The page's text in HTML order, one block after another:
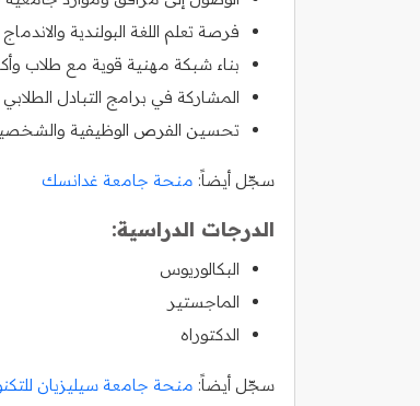
فرصة تعلم اللغة البولندية
بناء شبكة مهنية قوية مع طلاب
المشاركة في برامج التبادل الطلابي
تحسين الفرص الوظيفية
سجّل أيضاً: منحة جامعة غدانسك
الدرجات الدراسية:
البكالوريوس
الماجستير
الدكتوراه
سجّل أيضاً: منحة جامعة سيليزيان